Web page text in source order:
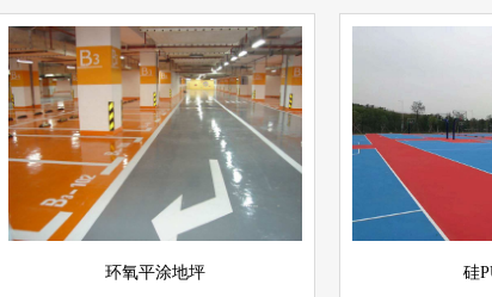
环氧平涂地坪
环氧平涂地坪
环氧地坪
立即询问
硅
硅PU球场
运动场地坪
查看详情
立即询问